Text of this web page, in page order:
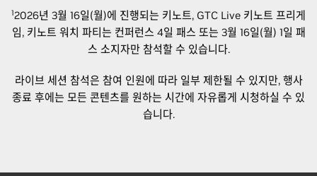
대면 참석
라
인
컨퍼런스
트레
이닝
랩
전시
만 참
만 참
석
워크
숍
인
전
12026년 3월 16일(월)에 진행되는 키노트, GTC Live 키노트 프리게
임, 키노트 워치 파티는 컨퍼런스 4일 패스 또는 3월 16일(월) 1일 패
스 소지자만 참석할 수 있습니다.
라이브 세션 참석은 참여 인원에 따라 일부 제한될 수 있지만, 행사
종료 후에는 모든 콘텐츠를 원하는 시간에 자유롭게 시청하실 수 있
습니다.